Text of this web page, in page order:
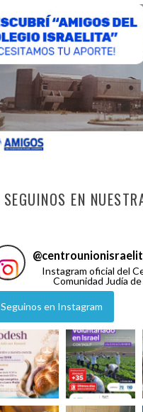
SEGUINOS EN
@
Instagram oficial del
Comunidad Judía
Seguinos en Instagram